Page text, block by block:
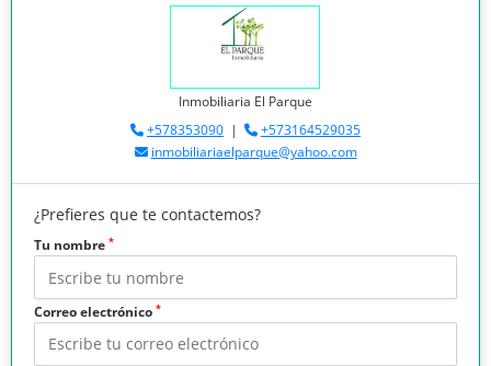
Inmobiliaria El Parque
+578353090 |
+573164529035
inmobiliariaelparque@yahoo.com
¿Prefieres que te contactemos?
Tu nombre *
Correo electrónico *